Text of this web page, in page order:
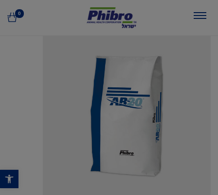
פתח סרגל נגישות
0